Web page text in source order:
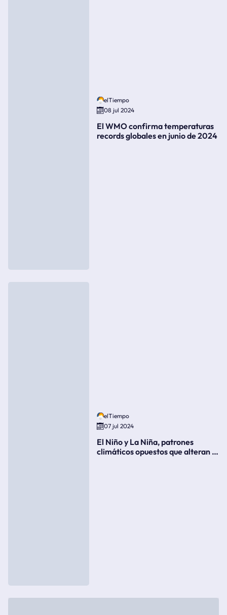
elTiempo
08 jul 2024
El WMO confirma temperaturas
records globales en junio de 2024
elTiempo
07 jul 2024
El Niño y La Niña, patrones
climáticos opuestos que alteran la